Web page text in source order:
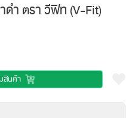
ดำ ตรา วีฟิท (V-Fit)
สินค้า